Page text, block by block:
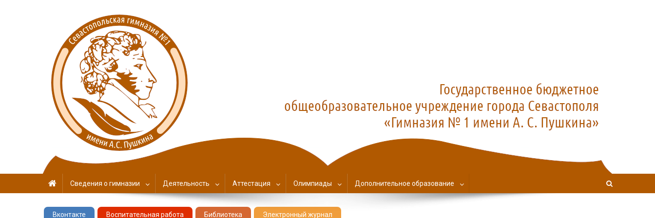
Севастопольская гимназия №1
имени А. С. Пушкина
Сведения о гимназии Деятельность Аттестация Олимпиады Дополнительное образование
Вконтакте Воспитательная работа Библиотека Электронный журнал